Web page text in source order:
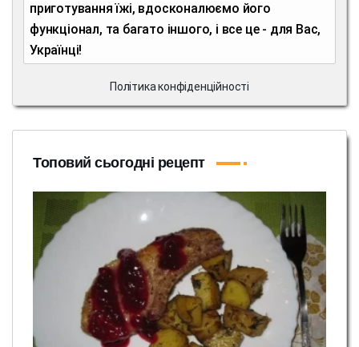
приготування їжі, вдосконалюємо його
функціонал, та багато іншого, і все це - для Вас,
Українці!
Політика конфіденційності
Топовий сьогодні рецепт